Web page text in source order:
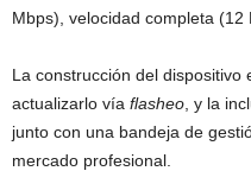
Mbps), velocidad completa (12
La construcción del dispositivo
actualizarlo vía flasheo , y la
junto con una bandeja de
mercado profesional.